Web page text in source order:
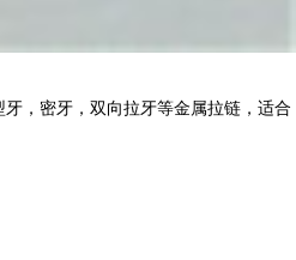
，密牙，双向拉牙等金属拉链，适合